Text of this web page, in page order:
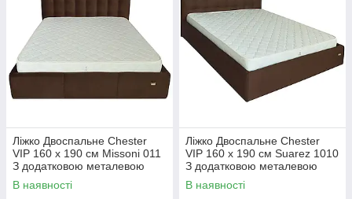
Ліжко Двоспальне Chester
VIP 160 х 190 см Missoni 011
З додатковою металевою
цільнозварною рамою
Темно-коричневий
В наявності
Ліжко Двоспальне Chester
VIP 160 х 190 см Suarez 1010
З додатковою металевою
цільнозварною рамою
Коричневий
В наявності